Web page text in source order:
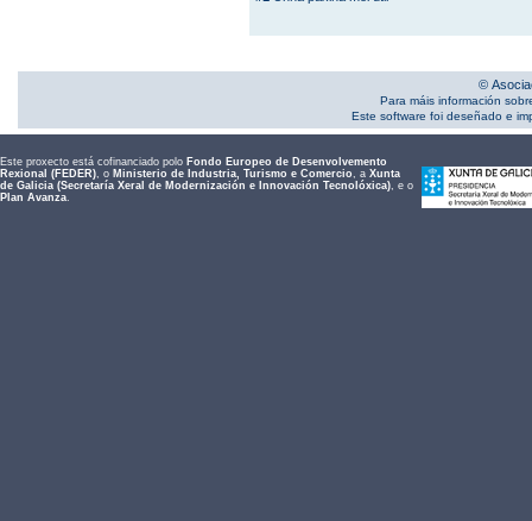
©
Para máis información
Este software foi deseñado e
Este proxecto está cofinanciado polo Fondo Europeo de Desenvolvemento
Rexional (FEDER) , o Ministerio de Industria, Turismo e Comercio , a Xunta
de Galicia (Secretaría Xeral de Modernización e Innovación Tecnolóxica) , e o
Plan Avanza